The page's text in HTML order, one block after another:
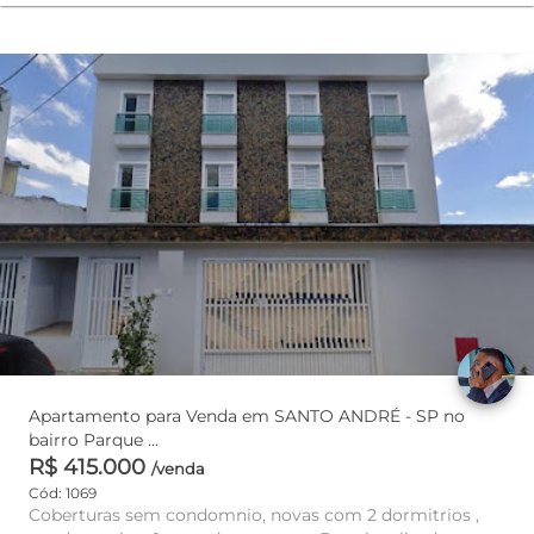
Apartamento para Venda em SANTO ANDRÉ - SP no
bairro Parque ...
R$ 415.000 /venda
Cód: 1069
Coberturas sem condomnio, novas com 2 dormitrios ,